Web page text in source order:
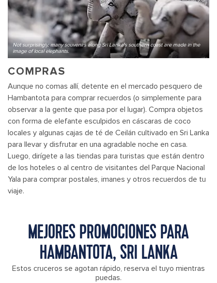
Not surprisingly, many souvenirs along Sri Lanka's southern coast are made in the
image of local elephants.
COMPRAS
Aunque no comas allí, detente en el mercado pesquero de
Hambantota para comprar recuerdos (o simplemente para
observar a la gente que pasa por el lugar). Compra objetos
con forma de elefante esculpidos en cáscaras de coco
locales y algunas cajas de té de Ceilán cultivado en Sri Lanka
para llevar y disfrutar en una agradable noche en casa.
Luego, dirígete a las tiendas para turistas que están dentro
de los hoteles o al centro de visitantes del Parque Nacional
Yala para comprar postales, imanes y otros recuerdos de tu
viaje.
MEJORES PROMOCIONES PARA
HAMBANTOTA, SRI LANKA
Estos cruceros se agotan rápido, reserva el tuyo mientras
puedas.